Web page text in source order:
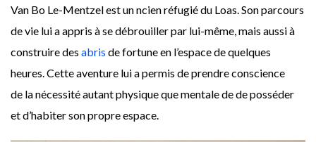
Van Bo Le-Mentzel est un ncien réfugié du Loas. Son parcours
de vie lui a appris à se débrouiller par lui-même, mais aussi à
construire des abris de fortune en l’espace de quelques
heures. Cette aventure lui a permis de prendre conscience
de la nécessité autant physique que mentale de de posséder
et d’habiter son propre espace.